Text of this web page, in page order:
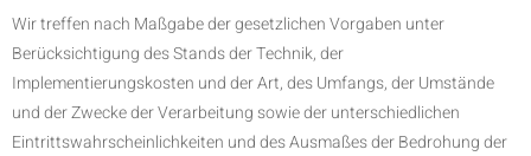
Wir treffen nach Maßgabe der gesetzlichen Vorgaben unter
Berücksichtigung des Stands der Technik, der
Implementierungskosten und der Art, des Umfangs, der Umstände
und der Zwecke der Verarbeitung sowie der unterschiedlichen
Eintrittswahrscheinlichkeiten und des Ausmaßes der Bedrohung der